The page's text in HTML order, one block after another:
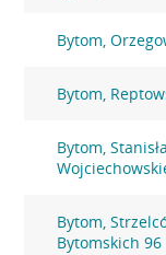
Bytom,
Bytom,
Bytom,
Bytom,
Bytomskich 96